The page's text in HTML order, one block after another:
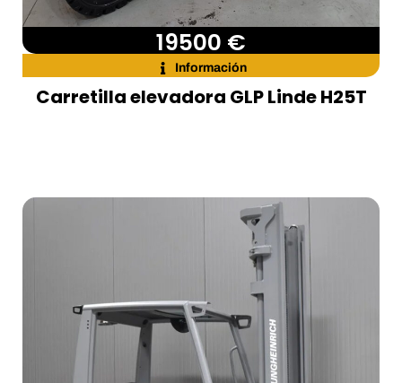
19500 €
Información
Carretilla elevadora GLP Linde H25T